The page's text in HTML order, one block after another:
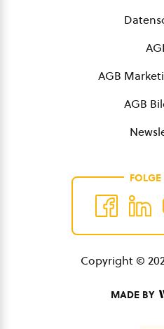
AGB
AGB
Copyright ©
MADE BY